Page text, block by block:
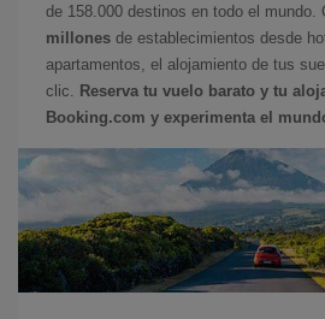
de 158.000 destinos en todo el mundo.
millones de establecimientos desde
apartamentos, el alojamiento de tus
clic.
Reserva tu vuelo barato y tu
Booking.com y experimenta el